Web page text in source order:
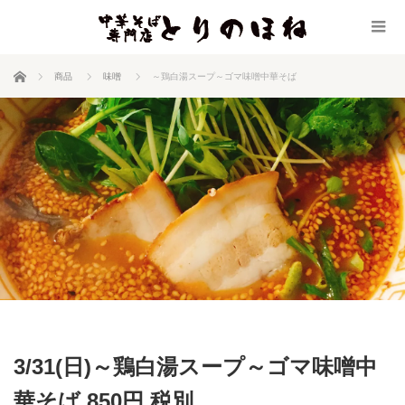
ホーム 商品 味噌 ～鶏白湯スープ～ゴマ味噌中華そば
3/31(日)～鶏白湯スープ～ゴマ味噌中